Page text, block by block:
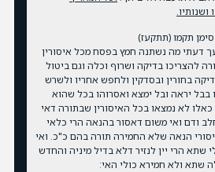
ושנותיו.
תקמו (תתקעז)
דעתי מה נשתנה חמץ בפסח מכל איסורין
להצריכו בדיקה ושרוף וכלה וגם ביטול
בחורין ובסדקין ולחפש אחריו ולשרש
בבל יראה ובל ימצא ואסרוהו בכל שהוא
כאלו לא נמצאו בכל האיסורין שבתורה דאי
ודם ואי משום דאסור בהנאה הרי כלאי
הנאה שלא החמירה תורה בהם כ"כ. ואי
שתא הרי יין לנזיר דלא בדיל מיניה והחדש
שתא ולא חמירא כולי האי: